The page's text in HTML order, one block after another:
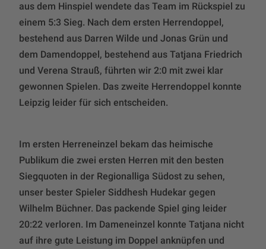
aus dem Hinspiel wendete das Team im Rückspiel zu
einem 5:3 Sieg. Nach dem ersten Herrendoppel,
bestehend aus Darren Wilde und Jonas Grün und
dem Damendoppel, bestehend aus Tatjana Friedrich
und Verena Strauß, führten wir 2:0 mit zwei klar
gewonnen Spielen. Das zweite Herrendoppel konnte
Leipzig leider für sich entscheiden.
Im ersten Herreneinzel bekam das heimische
Publikum die zwei ersten Herren mit den besten
Siegquoten in der Regionalliga Südost zu sehen,
unser bester Spieler Siddhesh Hudekar gegen
Wilhelm Büchner. Das packende Spiel ging leider
20:22 verloren. Im Dameneinzel konnte Tatjana nicht
auf ihre gute Leistung im Doppel anknüpfen und